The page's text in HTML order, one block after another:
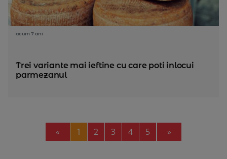
acum 7 ani
Trei variante mai ieftine cu care poti inlocui
parmezanul
« Previous
1 2 3 4 5 »